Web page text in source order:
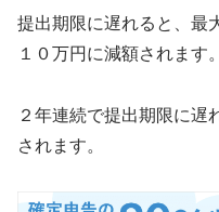
提出期限に遅れると、最
１０万円に減額されます。
２年連続で提出期限に遅
されます。